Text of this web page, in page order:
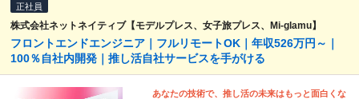
正社員
株式会社ネットネイティブ【モデルプレス、女子旅プレス、Mi-glamu】
フロントエンドエンジニア｜フルリモートOK｜年収526万円～｜
100％自社内開発｜推し活自社サービスを手がける
あなたの技術で、推し活の未来はもっと面白くな